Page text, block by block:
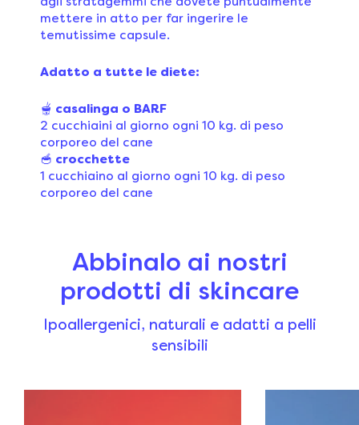
mettere in atto per far ingerire le
temutissime capsule.
Adatto a tutte le diete:
🫕 casalinga o BARF
2 cucchiaini al giorno ogni 10 kg. di peso
corporeo del cane
🥣 crocchette
1 cucchiaino al giorno ogni 10 kg. di peso
corporeo del cane
Abbinalo ai nostri
prodotti di skincare
Ipoallergenici, naturali e adatti a pelli
sensibili